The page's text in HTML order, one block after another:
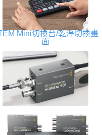
Mini切換台/乾淨切換畫
面